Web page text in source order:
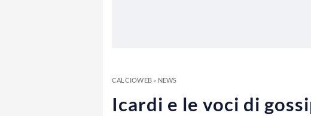
CALCIOWEB» NEWS
Icardi e le voci di